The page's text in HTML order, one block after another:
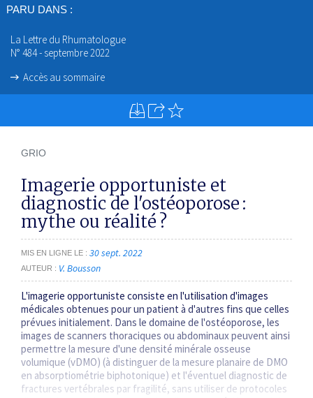
PARU DANS :
La Lettre du Rhumatologue
N° 484 - septembre 2022
Accès au sommaire
GRIO
Imagerie opportuniste et
diagnostic de l'ostéoporose :
mythe ou réalité ?
MIS EN LIGNE LE 30 sept. 2022
AUTEUR V. Bousson
L'imagerie opportuniste consiste en l'utilisation d'images
médicales obtenues pour un patient à d'autres fins que celles
prévues initialement. Dans le domaine de l'ostéoporose, les
images de scanners thoraciques ou abdominaux peuvent ainsi
permettre la mesure d'une densité minérale osseuse
volumique (vDMO) (à distinguer de la mesure planaire de DMO
en absorptio­métrie biphotonique) et l'éventuel dia­gnostic de
fractures vertébrales par fragilité, sans utiliser de protocoles